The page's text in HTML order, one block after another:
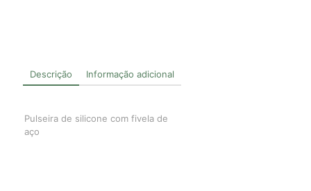
Descrição Informação adicional
Pulseira de silicone com fivela de
aço